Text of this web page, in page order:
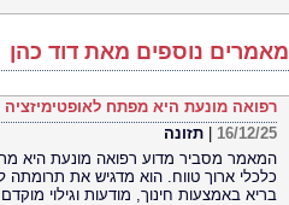
מאמרים נוספים מאת דוד כהן
רפואה מונעת היא מפתח
16/12/25
תזונה
המאמר מסביר מדוע רפואה מונעת היא
כלכלי ארוך טווח. הוא מדגיש את תרומתה
בריא באמצעות חינוך, מודעות וגילוי